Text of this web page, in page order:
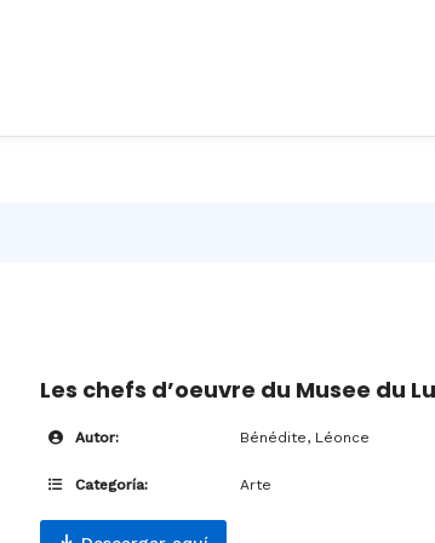
Les chefs d’oeuvre du Musee du
Autor: Bénédite, Léonce
Categoría: Arte